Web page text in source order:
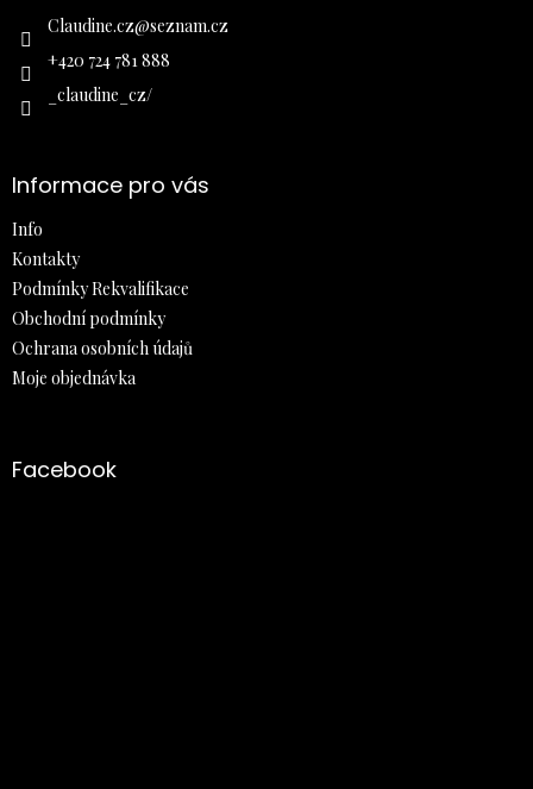
Claudine.cz@seznam.cz
+420 724 781 888
_claudine_cz/
Informace pro vás
Info
Kontakty
Podmínky Rekvalifikace
Obchodní podmínky
Ochrana osobních údajů
Moje objednávka
Facebook